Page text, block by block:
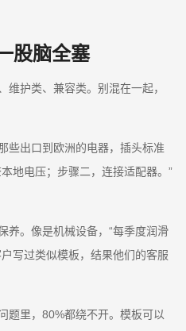
股脑全塞
维护类、兼容类。别混在一起，
些出口到欧洲的电器，插头标准
地电压；步骤二，连接适配器。”
养。像是机械设备，“每季度润滑
写过类似模板，结果他们的客服
题里，80%都绕不开。模板可以